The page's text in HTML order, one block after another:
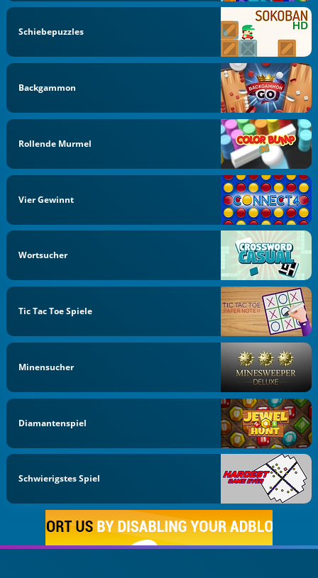
Schiebepuzzles
Backgammon
Rollende Murmel
Vier Gewinnt
Wortsucher
Tic Tac Toe Spiele
Minensucher
Diamantenspiel
Schwierigstes Spiel